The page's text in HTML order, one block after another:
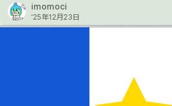
imomoci
’25年12月23日